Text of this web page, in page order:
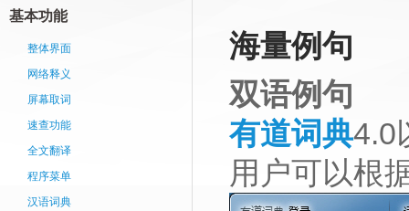
基本功能
整体界面
网络释义
屏幕取词
速查功能
全文翻译
程序菜单
汉语词典
海量例句
双语例句
有道词典4.0
用户可以根